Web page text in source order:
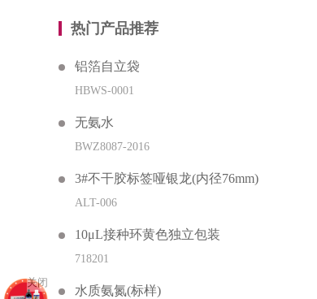
热门产品推荐
铝箔自立袋
HBWS-0001
无氨水
BWZ8087-2016
3#不干胶标签哑银龙(内径76mm)
ALT-006
10μL接种环黄色独立包装
718201
水质氨氮(标样)
关闭